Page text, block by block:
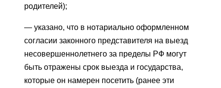
родителей);
— указано, что в нотариально оформленном
согласии законного представителя на выезд
несовершеннолетнего за пределы РФ могут
быть отражены срок выезда и государства,
которые он намерен посетить (ранее эти